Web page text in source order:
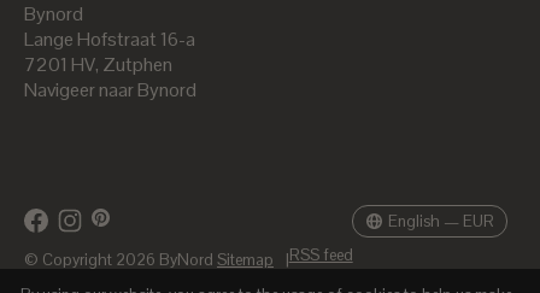
Bynord
Lange Hofstraat 16-a
7201 HV, Zutphen
Navigeer naar Bynord
© Copyright 2026 ByNord Sitemap |RSS feed
English — EUR